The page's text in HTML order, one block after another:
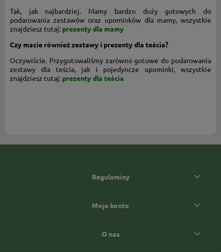
Tak, jak najbardziej. Mamy bardzo duży gotowych do
podarowania zestawów oraz upominków dla mamy, wszystkie
znajdziesz tutaj: prezenty dla mamy
Czy macie również zestawy i prezenty dla teścia?
Oczywiście. Przygotowaliśmy zarówno gotowe do podarowania
zestawy dla teścia, jak i pojedyncze upominki, wszystkie
znajdziesz tutaj: prezenty dla teścia
Regulaminy
Moje konto
O nas